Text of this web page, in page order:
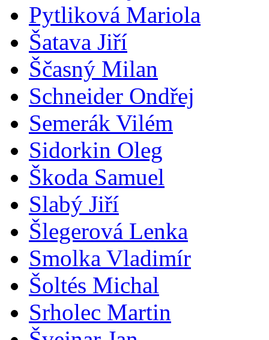
Pytliková Mariola
Šatava Jiří
Ščasný Milan
Schneider Ondřej
Semerák Vilém
Sidorkin Oleg
Škoda Samuel
Slabý Jiří
Šlegerová Lenka
Smolka Vladimír
Šoltés Michal
Srholec Martin